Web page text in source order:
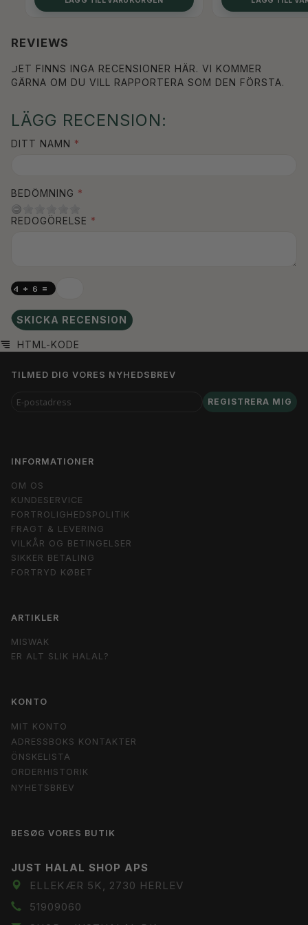
REVIEWS
DET FINNS INGA RECENSIONER HÄR. VI KOMMER
GÄRNA OM DU VILL RAPPORTERA SOM DEN FÖRSTA.
LÄGG RECENSION:
DITT NAMN
BEDÖMNING
REDOGÖRELSE
SKICKA RECENSION
HTML-KODE
TILMED DIG VORES NYHEDSBREV
E-
POSTADRESS
REGISTRERA MIG
INFORMATIONER
OM OS
KUNDESERVICE
FORTROLIGHEDSPOLITIK
FRAGT & LEVERING
VILKÅR OG BETINGELSER
SIKKER BETALING
FORTRYD KØBET
ARTIKLER
MISWAK
ER ALT SLIK HALAL?
KONTO
MIT KONTO
ADRESSBOKS KONTAKTER
ÖNSKELISTA
ORDERHISTORIK
NYHETSBREV
BESØG VORES BUTIK
JUST HALAL SHOP APS
ELLEKÆR 5K, 2730 HERLEV
51909060